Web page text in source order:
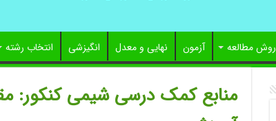
روش مطالعه آزمون نهایی و معدل انگیزشی انتخاب رشته
منابع کمک درسی شیمی کنکور: